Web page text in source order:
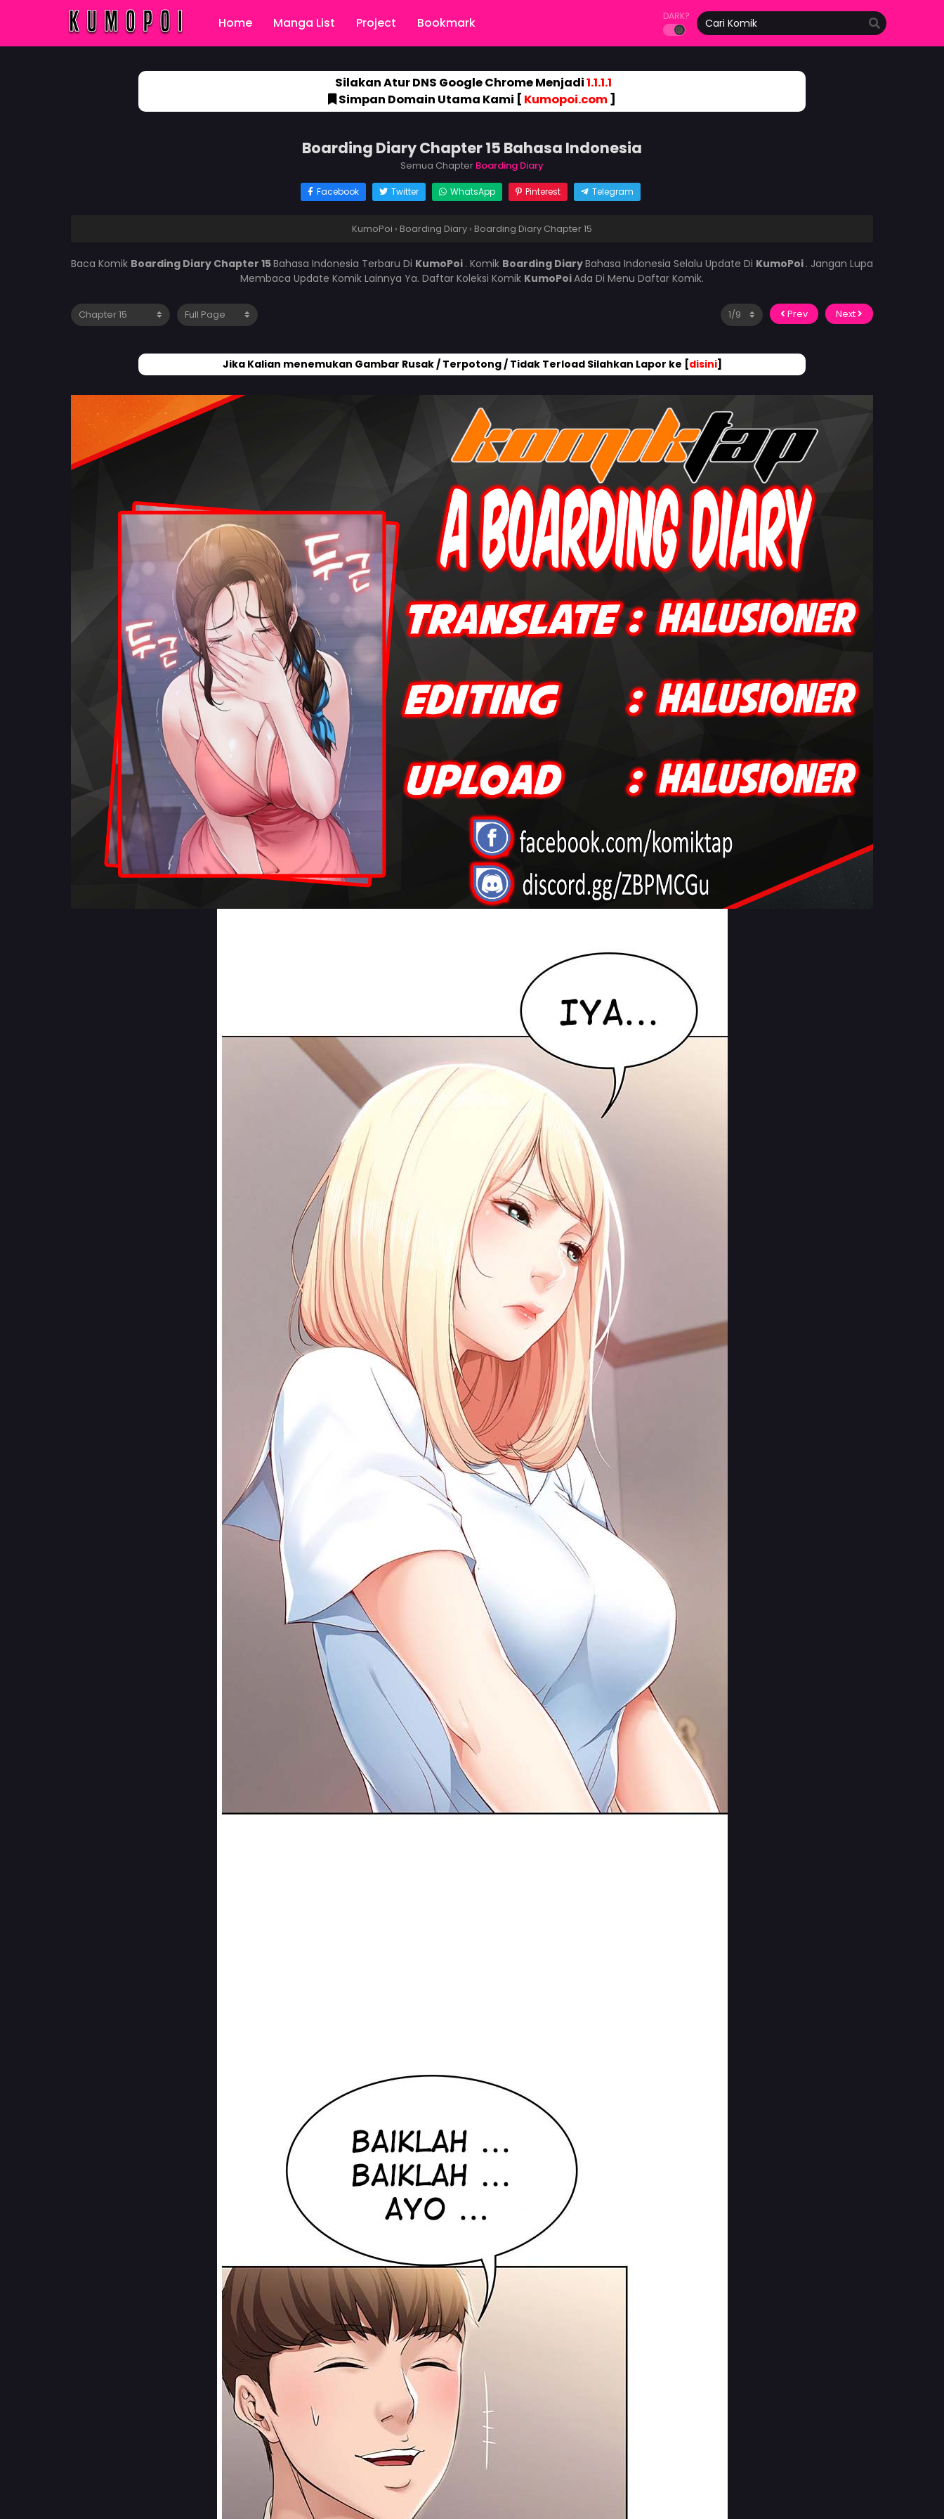
Home Manga List Project Bookmark DARK?
Silakan Atur DNS Google Chrome Menjadi1.1.1.1
Simpan Domain Utama Kami [ Kumopoi.com]
Boarding Diary Chapter 15 Bahasa Indonesia
Semua Chapter Boarding Diary
Facebook Twitter WhatsApp Pinterest Telegram
KumoPoi › Boarding Diary › Boarding Diary Chapter 15
Baca Komik Boarding Diary Chapter 15Bahasa Indonesia Terbaru Di KumoPoi . Komik Boarding DiaryBahasa Indonesia Selalu Update Di KumoPoi . Jangan Lupa
Membaca Update Komik Lainnya Ya. Daftar Koleksi Komik KumoPoiAda Di Menu Daftar Komik.
Prev Next
Jika Kalian menemukan Gambar Rusak / Terpotong / Tidak Terload Silahkan Lapor ke [disini]